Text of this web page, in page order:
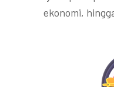
ekonomi,